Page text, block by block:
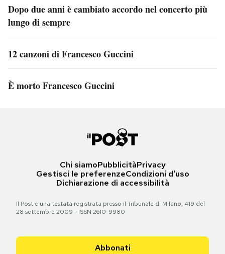
Dopo due anni è cambiato accordo nel concerto più
lungo di sempre
12 canzoni di Francesco Guccini
È morto Francesco Guccini
Chi siamoPubblicitàPrivacy
Gestisci le preferenzeCondizioni d'uso
Dichiarazione di accessibilità
Il Post è una testata registrata presso il Tribunale di Milano, 419 del
28 settembre 2009 - ISSN 2610-9980
Abbonati